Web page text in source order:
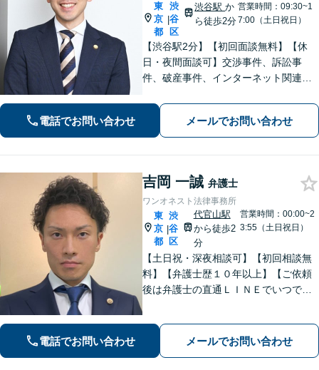
東
京
都
|
渋
谷
区
渋谷駅か
ら徒歩2分
営業時間：09:30~1
7:00（土日祝日）
【渋谷駅2分】【初回面談無料】【休
日・夜間面談可】交渉事件、訴訟事
件、破産事件、インターネット関連事
件など多様な法律問題に対応いたしま
す。法律問題を抱えるお客様の不安を
解消し、迅速に解決策を提供いたしま
す。
電話でお問い合わせ メールでお問い合わせ
吉岡 一誠 弁護士
ワンオネスト法律事務所
東
京
都
|
渋
谷
区
代官山駅
から徒歩2
分
営業時間：00:00~2
3:55（土日祝日）
【土日祝・深夜相談可】【初回相談無
料】【弁護士歴１０年以上】【ご依頼
後は弁護士の直通ＬＩＮＥでいつでも
ワークトラブルに注力】
電話でお問い合わせ メールでお問い合わせ